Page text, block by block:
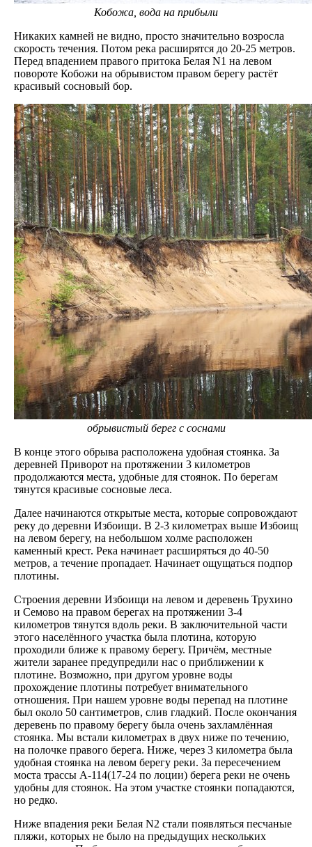
Кобожа, вода на прибыли
Никаких камней не видно, просто значительно возросла
скорость течения. Потом река расширятся до 20-25 метров.
Перед впадением правого притока Белая N1 на левом
повороте Кобожи на обрывистом правом берегу растёт
красивый сосновый бор.
обрывистый берег с соснами
В конце этого обрыва расположена удобная стоянка. За
деревней Приворот на протяжении 3 километров
продолжаются места, удобные для стоянок. По берегам
тянутся красивые сосновые леса.
Далее начинаются открытые места, которые сопровождают
реку до деревни Избоищи. В 2-3 километрах выше Избоищ
на левом берегу, на небольшом холме расположен
каменный крест. Река начинает расширяться до 40-50
метров, а течение пропадает. Начинает ощущаться подпор
плотины.
Строения деревни Избоищи на левом и деревень Трухино
и Семово на правом берегах на протяжении 3-4
километров тянутся вдоль реки. В заключительной части
этого населённого участка была плотина, которую
проходили ближе к правому берегу. Причём, местные
жители заранее предупредили нас о приближении к
плотине. Возможно, при другом уровне воды
прохождение плотины потребует внимательного
отношения. При нашем уровне воды перепад на плотине
был около 50 сантиметров, слив гладкий. После окончания
деревень по правому берегу была очень захламлённая
стоянка. Мы встали километрах в двух ниже по течению,
на полочке правого берега. Ниже, через 3 километра была
удобная стоянка на левом берегу реки. За пересечением
моста трассы А-114(17-24 по лоции) берега реки не очень
удобны для стоянок. На этом участке стоянки попадаются,
но редко.
Ниже впадения реки Белая N2 стали появляться песчаные
пляжи, которых не было на предыдущих нескольких